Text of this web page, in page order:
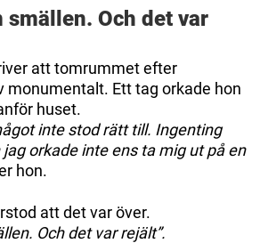
smällen. Och det var
att tomrummet efter
monumentalt. Ett tag orkade hon
huset.
inte stod rätt till. Ingenting
orkade inte ens ta mig ut på en
hon.
att det var över.
Och det var rejält”.